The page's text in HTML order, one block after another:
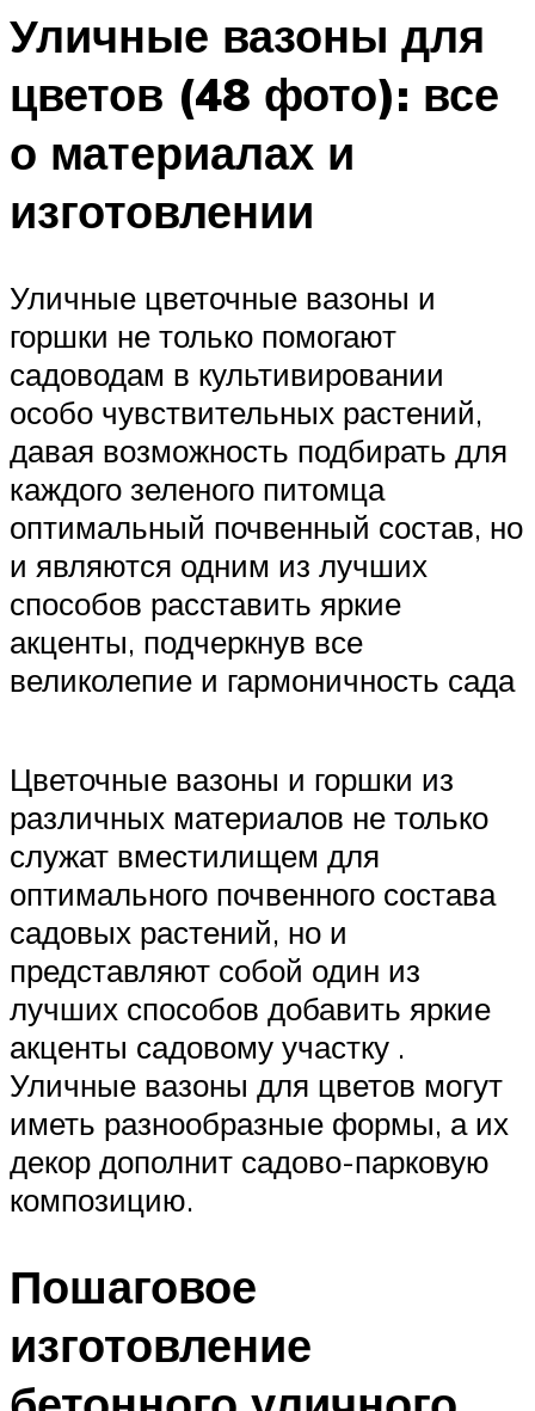
Уличные вазоны для
цветов (48 фото): все
о материалах и
изготовлении
Уличные цветочные вазоны и
горшки не только помогают
садоводам в культивировании
особо чувствительных растений,
давая возможность подбирать для
каждого зеленого питомца
оптимальный почвенный состав, но
и являются одним из лучших
способов расставить яркие
акценты, подчеркнув все
великолепие и гармоничность сада
Цветочные вазоны и горшки из
различных материалов не только
служат вместилищем для
оптимального почвенного состава
садовых растений, но и
представляют собой один из
лучших способов добавить яркие
акценты садовому участку .
Уличные вазоны для цветов могут
иметь разнообразные формы, а их
декор дополнит садово-парковую
композицию.
Пошаговое
изготовление